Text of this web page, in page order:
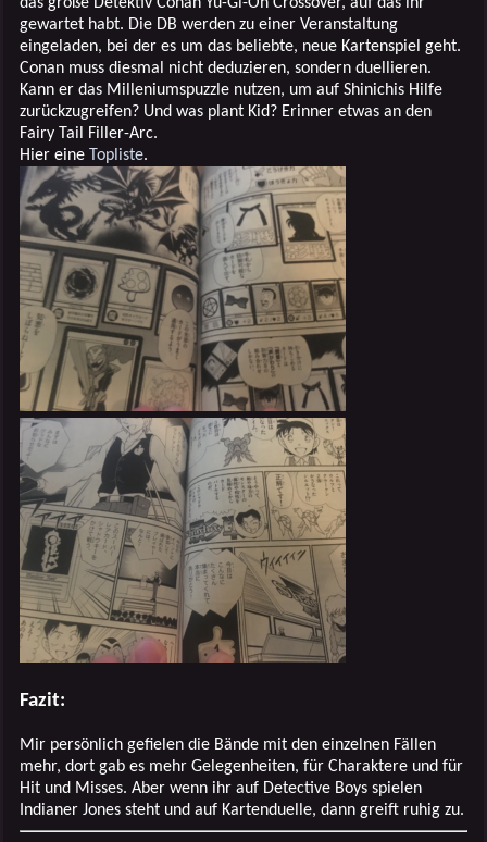
gewartet habt. Die DB werden zu einer Veranstaltung
eingeladen, bei der es um das beliebte, neue Kartenspiel geht.
Conan muss diesmal nicht deduzieren, sondern duellieren.
Kann er das Milleniumspuzzle nutzen, um auf Shinichis Hilfe
zurückzugreifen? Und was plant Kid? Erinner etwas an den
Fairy Tail Filler-Arc.
Hier eine
Topliste.
Fazit:
Mir persönlich gefielen die Bände mit den einzelnen Fällen
mehr, dort gab es mehr Gelegenheiten, für Charaktere und für
Hit und Misses. Aber wenn ihr auf Detective Boys spielen
Indianer Jones steht und auf Kartenduelle, dann greift ruhig zu.